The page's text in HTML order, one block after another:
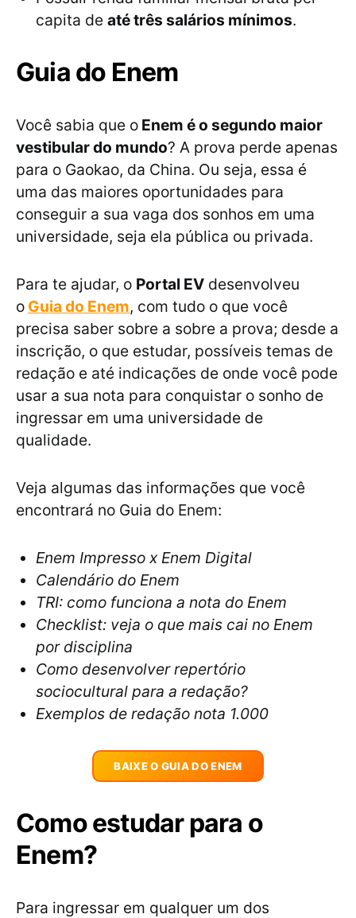
capita de até três salários mínimos.
Guia do Enem
Você sabia que o Enem é o segundo maior
vestibular do mundo? A prova perde apenas
para o Gaokao, da China. Ou seja, essa é
uma das maiores oportunidades para
conseguir a sua vaga dos sonhos em uma
universidade, seja ela pública ou privada.
Para te ajudar, o Portal EV desenvolveu
o Guia do Enem, com tudo o que você
precisa saber sobre a sobre a prova; desde a
inscrição, o que estudar, possíveis temas de
redação e até indicações de onde você pode
usar a sua nota para conquistar o sonho de
ingressar em uma universidade de
qualidade.
Veja algumas das informações que você
encontrará no Guia do Enem:
Enem Impresso x Enem Digital
Calendário do Enem
TRI: como funciona a nota do Enem
Checklist: veja o que mais cai no Enem
por disciplina
Como desenvolver repertório
sociocultural para a redação?
Exemplos de redação nota 1.000
BAIXE O GUIA DO ENEM
Como estudar para o
Enem?
Para ingressar em qualquer um dos